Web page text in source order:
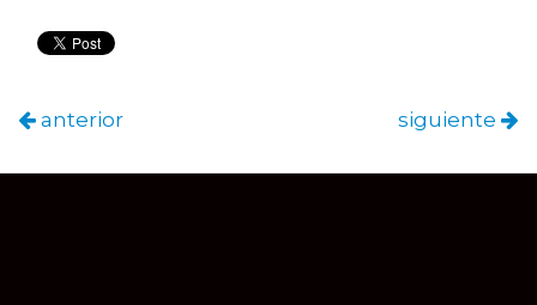
anterior siguiente